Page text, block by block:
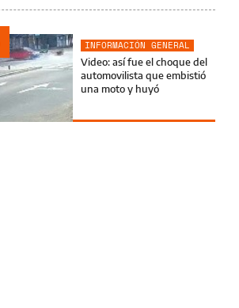
INFORMACIÓN GENERAL
Video: así fue el choque del
automovilista que embistió
una moto y huyó